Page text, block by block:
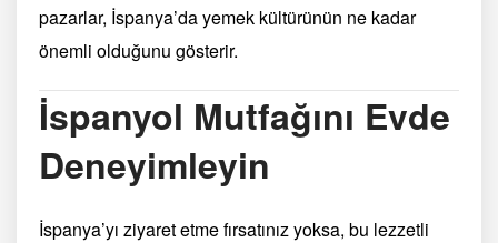
pazarlar, İspanya’da yemek kültürünün ne kadar
önemli olduğunu gösterir.
İspanyol Mutfağını Evde
Deneyimleyin
İspanya’yı ziyaret etme fırsatınız yoksa, bu lezzetli